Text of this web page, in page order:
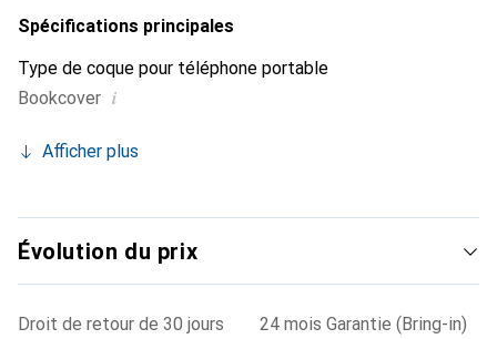
Spécifications principales
Type de coque pour téléphone portable
Bookcover i
Afficher plus
Évolution du prix
Droit de retour de 30 jours
24 mois Garantie (Bring-in)